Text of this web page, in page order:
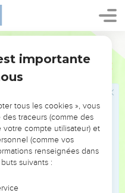
Israël ; toi, tu cherches à
Israël ; pourquoi veux-tu
homme de la montagne
le, lui seul, et je m'en irai
à Joab : Voici, sa tête te
avec sa sagesse ; et
on se dispersa de devant
importante
tous les cookies », vous
traceurs (comme des
compte utilisateur) et
(comme vos
renseignées dans
suivants :